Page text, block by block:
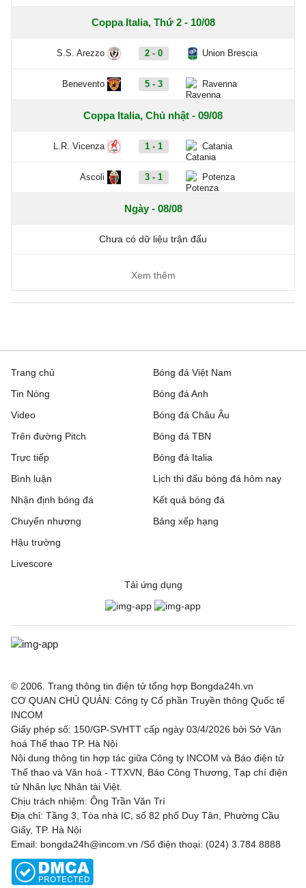
Coppa Italia, Thứ 2 - 10/08
S.S. Arezzo 2 - 0 Union Brescia
Benevento 5 - 3 Ravenna
Coppa Italia, Chủ nhật - 09/08
L.R. Vicenza 1 - 1 Catania
Ascoli 3 - 1 Potenza
Ngày - 08/08
Chưa có dữ liệu trận đấu
Xem thêm
Trang chủ
Tin Nóng
Video
Trên đường Pitch
Trực tiếp
Bóng đá Việt Nam
Bóng đá Anh
Bóng đá Châu Âu
Bóng đá TBN
Bóng đá Italia
Bình luận
Nhận định bóng đá
Chuyển nhượng
Hậu trường
Livescore
Lịch thi đấu bóng đá hôm nay
Kết quả bóng đá
Bảng xếp hạng
Tải ứng dụng
© 2006. Trang thông tin điện tử tổng hợp Bongda24h.vn
CƠ QUAN CHỦ QUẢN: Công ty Cổ phần Truyền thông Quốc tế
INCOM
Giấy phép số: 150/GP-SVHTT cấp ngày 03/4/2026 bởi Sở Văn
hoá Thể thao TP. Hà Nội
Nội dung thông tin hợp tác giữa Công ty INCOM và Báo điện tử
Thể thao và Văn hoá - TTXVN, Báo Công Thương, Tạp chí điện
tử Nhân lực Nhân tài Việt.
Chịu trách nhiệm: Ông Trần Văn Trí
Địa chỉ: Tầng 3, Tòa nhà IC, số 82 phố Duy Tân, Phường Cầu
Giấy, TP. Hà Nội
Email: bongda24h@incom.vn /Số điện thoại: (024) 3.784 8888